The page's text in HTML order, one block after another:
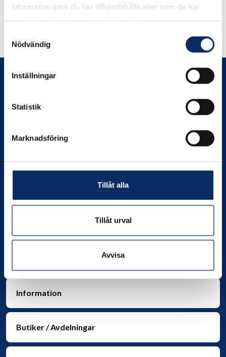
information som du har tillhandahållit eller som de har
samlat in när du har använt deras tjänster.
Nödvändig
Inställningar
Statistik
Marknadsföring
Tillåt alla
Tillåt urval
Avvisa
Kontakta oss
Telefon:0706-390802
info@nilssonsjarnhandel.se
Information
Butiker / Avdelningar